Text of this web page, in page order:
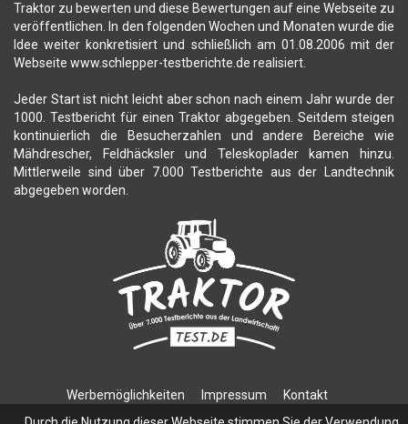
Traktor zu bewerten und diese Bewertungen auf eine Webseite zu
veröffentlichen. In den folgenden Wochen und Monaten wurde die
Idee weiter konkretisiert und schließlich am 01.08.2006 mit der
Webseite www.schlepper-testberichte.de realisiert.
Jeder Start ist nicht leicht aber schon nach einem Jahr wurde der
1000. Testbericht für einen Traktor abgegeben. Seitdem steigen
kontinuierlich die Besucherzahlen und andere Bereiche wie
Mähdrescher, Feldhäcksler und Teleskoplader kamen hinzu.
Mittlerweile sind über 7.000 Testberichte aus der Landtechnik
abgegeben worden.
Werbemöglichkeiten Impressum
Kontakt